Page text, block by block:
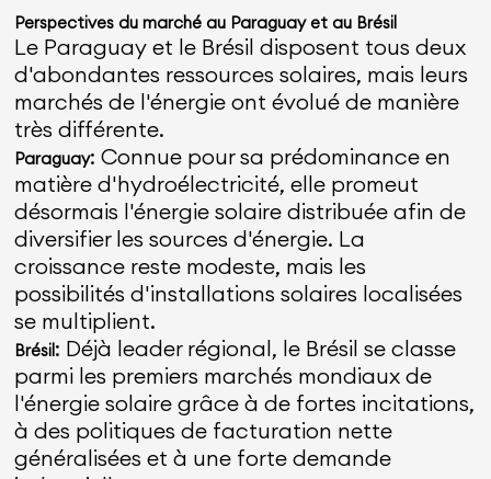
Perspectives du marché au Paraguay et au Brésil
Le Paraguay et le Brésil disposent tous deux
d'abondantes ressources solaires, mais leurs
marchés de l'énergie ont évolué de manière
très différente.
Paraguay: Connue pour sa prédominance en
matière d'hydroélectricité, elle promeut
désormais l'énergie solaire distribuée afin de
diversifier les sources d'énergie. La
croissance reste modeste, mais les
possibilités d'installations solaires localisées
se multiplient.
Brésil: Déjà leader régional, le Brésil se classe
parmi les premiers marchés mondiaux de
l'énergie solaire grâce à de fortes incitations,
à des politiques de facturation nette
généralisées et à une forte demande